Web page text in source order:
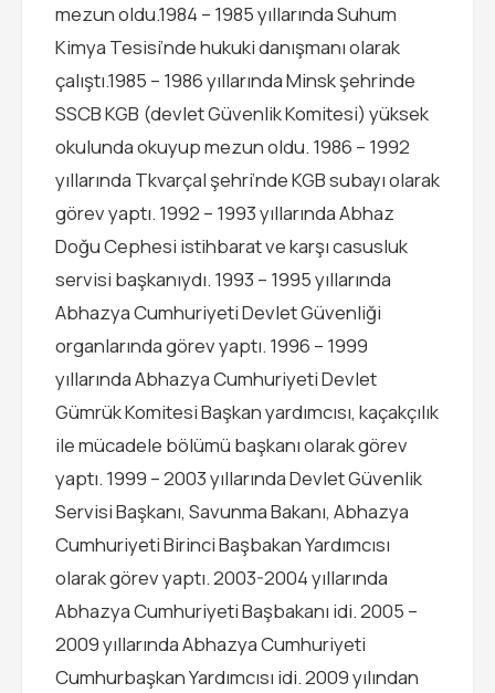
mezun oldu.1984 – 1985 yıllarında Suhum
Kimya Tesisi’nde hukuki danışmanı olarak
çalıştı.1985 – 1986 yıllarında Minsk şehrinde
SSCB KGB (devlet Güvenlik Komitesi) yüksek
okulunda okuyup mezun oldu. 1986 – 1992
yıllarında Tkvarçal şehri’nde KGB subayı olarak
görev yaptı. 1992 – 1993 yıllarında Abhaz
Doğu Cephesi istihbarat ve karşı casusluk
servisi başkanıydı. 1993 – 1995 yıllarında
Abhazya Cumhuriyeti Devlet Güvenliği
organlarında görev yaptı. 1996 – 1999
yıllarında Abhazya Cumhuriyeti Devlet
Gümrük Komitesi Başkan yardımcısı, kaçakçılık
ile mücadele bölümü başkanı olarak görev
yaptı. 1999 – 2003 yıllarında Devlet Güvenlik
Servisi Başkanı, Savunma Bakanı, Abhazya
Cumhuriyeti Birinci Başbakan Yardımcısı
olarak görev yaptı. 2003-2004 yıllarında
Abhazya Cumhuriyeti Başbakanı idi. 2005 –
2009 yıllarında Abhazya Cumhuriyeti
Cumhurbaşkan Yardımcısı idi. 2009 yılından